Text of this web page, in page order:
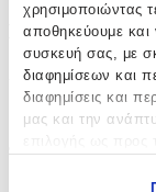
χρησιμοποιώντας
αποθηκεύουμε
συσκευή σας, με
διαφημίσεων και
διαφημίσεις και
μας και την
Βασικά
Χρώμα:
Γκρι